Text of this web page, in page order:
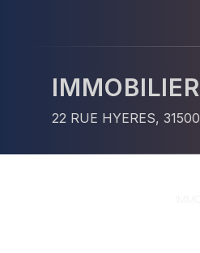
IMMOBILIER
22 RUE HYERES, 31500